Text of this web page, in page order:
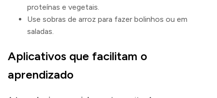
proteínas e vegetais.
Use sobras de arroz para fazer bolinhos ou em
saladas.
Aplicativos que facilitam o
aprendizado